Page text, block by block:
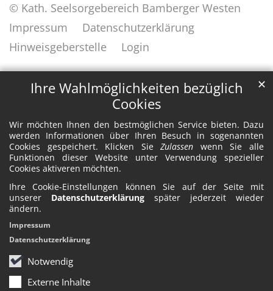
Ihre Wahlmöglichkeiten bezüglich
Cookies
Wir möchten Ihnen den bestmöglichen Service bieten. Dazu
werden Informationen über Ihren Besuch in sogenannten
Cookies gespeichert. Klicken SieZulassen wenn Sie alle
Funktionen dieser Website unter Verwendung spezieller
Cookies aktiveren möchten.
Ihre Cookie-Einstellungen können Sie auf der Seite mit
unserer Datenschutzerklärung später jederzeit wieder
ändern.
Notwendig
Externe Inhalte
✕
Impressum
Datenschutzerklärung
© Kath. Seelsorgebereich Bamberger Westen
Impressum
Datenschutzerklärung
Hinweisgeberstelle
Login